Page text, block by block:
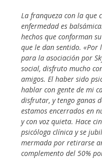
La franqueza con la que
enfermedad es
hechos que conforman
que le dan sentido.
para la asociación por
social, disfruto mucho
amigos. El haber sido
hablar con gente de mi
disfrutar, y tengo ganas
estamos encerrados en
y con voz quieta. Hace
psicóloga clínica y se
mermada por retirarse
complemento del 50%